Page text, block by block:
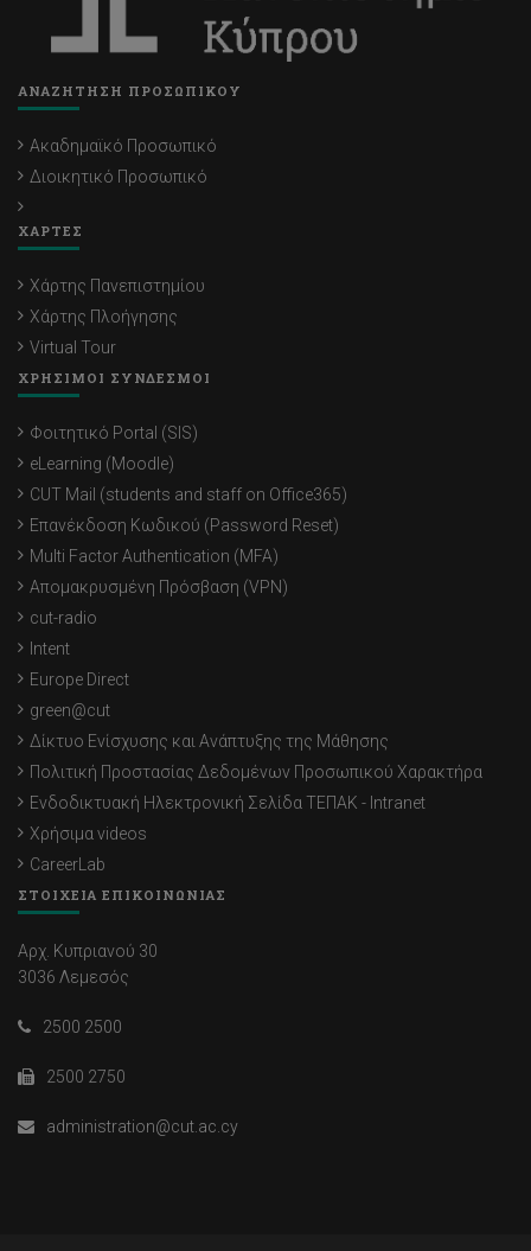
ΑΝΑΖΗΤΗΣΗ ΠΡΟΣΩΠΙΚΟΥ
Ακαδημαϊκό Προσωπικό
Διοικητικό Προσωπικό
ΧΑΡΤΕΣ
Χάρτης Πανεπιστημίου
Χάρτης Πλοήγησης
Virtual Tour
ΧΡΗΣΙΜΟΙ ΣΥΝΔΕΣΜΟΙ
Φοιτητικό Portal (SIS)
eLearning (Moodle)
CUT Mail (students and staff on Office365)
Επανέκδοση Κωδικού (Password Reset)
Multi Factor Authentication (MFA)
Απομακρυσμένη Πρόσβαση (VPN)
cut-radio
Intent
Europe Direct
green@cut
Δίκτυο Ενίσχυσης και Ανάπτυξης της Μάθησης
Πολιτική Προστασίας Δεδομένων Προσωπικού Χαρακτήρα
Ενδοδικτυακή Ηλεκτρονική Σελίδα ΤΕΠΑΚ - Intranet
Χρήσιμα videos
CareerLab
ΣΤΟΙΧΕΙΑ ΕΠΙΚΟΙΝΩΝΙΑΣ
Αρχ. Κυπριανού 30
3036 Λεμεσός
2500 2500
2500 2750
administration@cut.ac.cy